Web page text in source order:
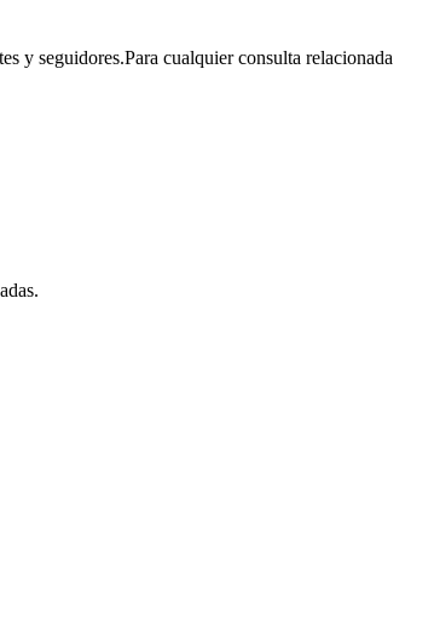
y seguidores.Para cualquier consulta relacionada